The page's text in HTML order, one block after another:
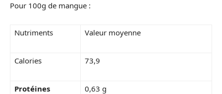
Pour 100g de mangue :
Nutriments Valeur moyenne
Calories 73,9
Protéines 0,63 g